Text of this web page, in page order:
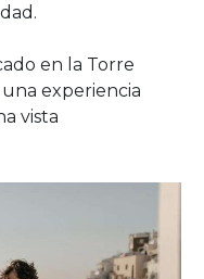
en la Torre
experiencia
vista